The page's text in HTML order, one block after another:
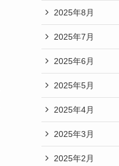
2025年8月
2025年7月
2025年6月
2025年5月
2025年4月
2025年3月
2025年2月